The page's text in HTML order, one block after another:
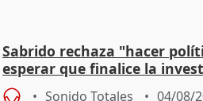
Sabrido rechaza "hacer
esperar que finalice la
Sonido Totales 04/08/